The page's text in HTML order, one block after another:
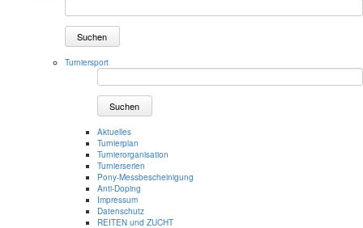
Suchen
Turniersport
Suchen
Aktuelles
Turnierplan
Turnierorganisation
Turnierserien
Pony-Messbescheinigung
Anti-Doping
Impressum
Datenschutz
REITEN und ZUCHT